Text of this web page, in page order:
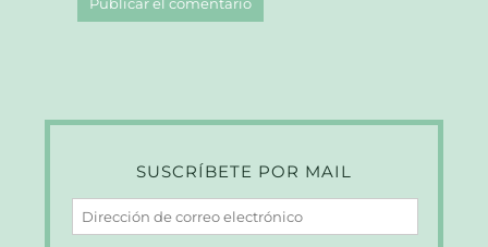
SUSCRÍBETE POR MAIL
Dirección
de